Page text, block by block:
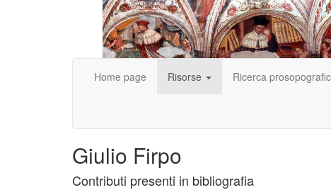
Home page Risorse Ricerca
Giulio Firpo
Contributi presenti in bibliografia